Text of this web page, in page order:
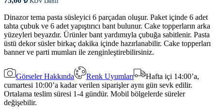
Dinazor tema pasta süsleyici 6 parçadan oluşur. Paket içinde 6 adet
tahta çubuk ve 6 adet yapıştırıcı bant bulunur. Cake topperların arka
yüzeyleri beyazdır. Ürünler bant yardımıyla çubuğa sabitlenir. Pasta
üstü dekor süsler birkaç dakika içinde hazırlanabilir. Cake topperları
banner ve parti mumları ile zenginleştirebilirsiniz.
Görseler Hakkında Renk Uyumları
Hafta içi 14:00’a,
cumartesi 10:00’a kadar verilen siparişler aynı gün sevk edilir.
Ortalama teslim süresi 1-4 gündür. Mobil bölgelerde süreler
değişebilir.